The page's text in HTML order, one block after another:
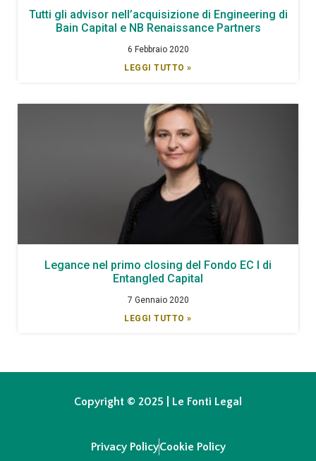
Tutti gli advisor nell’acquisizione di Engineering di
Bain Capital e NB Renaissance Partners
6 Febbraio 2020
LEGGI TUTTO »
Legance nel primo closing del Fondo EC I di
Entangled Capital
7 Gennaio 2020
LEGGI TUTTO »
Copyright © 2025 | Le Fonti Legal
Privacy PolicyCookie Policy